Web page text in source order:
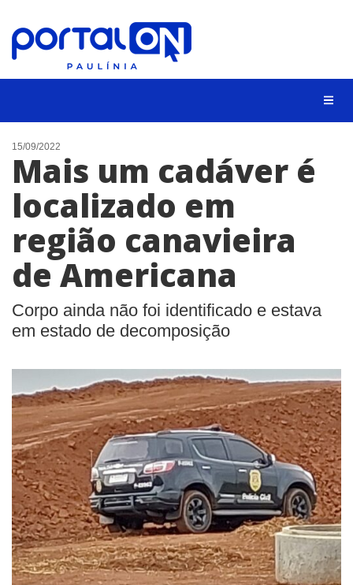
CIDADES
EVENTOS
EMPREGO
ANIVERSÁRIO DAS CIDADES
ANUNCIE
CONTATO
15/09/2022
Mais um cadáver é
localizado em
região canavieira
de Americana
Corpo ainda não foi identificado e estava
em estado de decomposição